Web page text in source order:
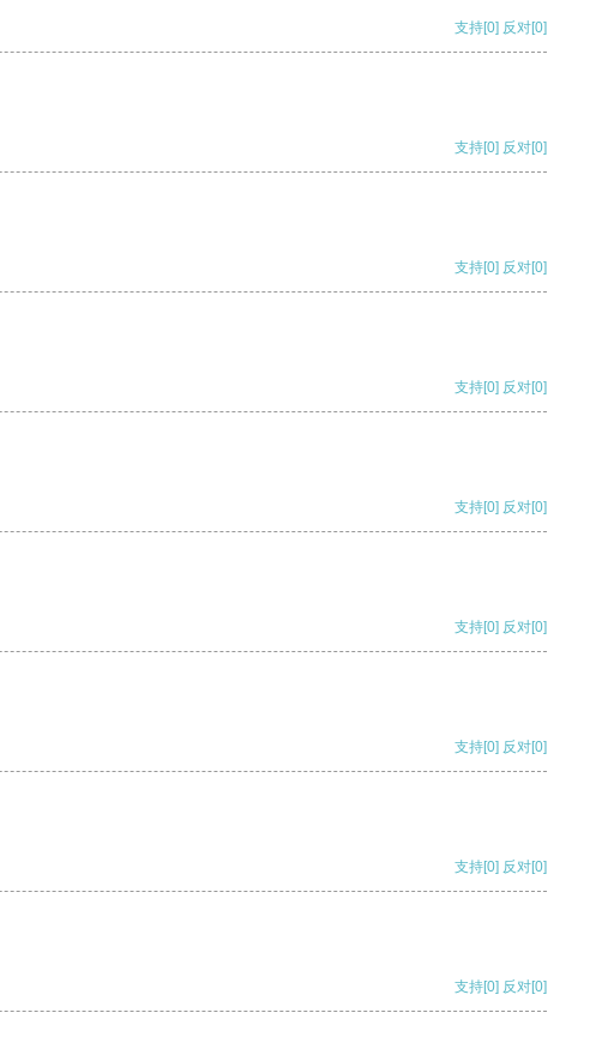
支持[0] 反对[0]
支持[0] 反对[0]
支持[0] 反对[0]
支持[0] 反对[0]
支持[0] 反对[0]
支持[0] 反对[0]
支持[0] 反对[0]
支持[0] 反对[0]
支持[0] 反对[0]